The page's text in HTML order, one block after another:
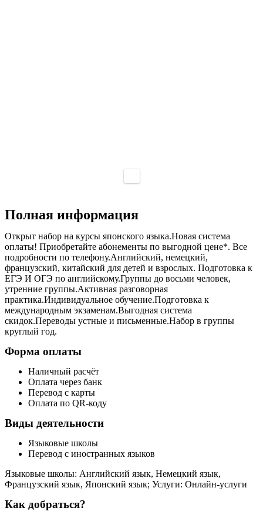
Полная информация
Открыт набор на курсы японского языка.Новая система
оплаты! Приобретайте абонементы по выгодной цене*. Все
подробности по телефону.Английский, немецкий,
французский, китайский для детей и взрослых. Подготовка к
ЕГЭ И ОГЭ по английскому.Группы до восьми человек,
утренние группы.Активная разговорная
практика.Индивидуальное обучение.Подготовка к
международным экзаменам.Выгодная система
скидок.Переводы устные и письменные.Набор в группы
круглый год.
Форма оплаты
Наличный расчёт
Оплата через банк
Перевод с карты
Оплата по QR-коду
Виды деятельности
Языковые школы
Перевод с иностранных языков
Языковые школы: Английский язык, Немецкий язык,
Французский язык, Японский язык; Услуги: Онлайн-услуги
Как добраться?